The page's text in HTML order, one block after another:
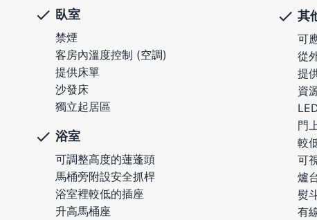
臥室
禁煙
客房內溫度控制 (空調)
提供床單
沙發床
獨立起居區
浴室
可調整高度的蓮蓬頭
馬桶旁附設安全抓桿
浴室裡較低的插座
升高馬桶座
其
可
從
提
資
門
較
可
爐
熨
有